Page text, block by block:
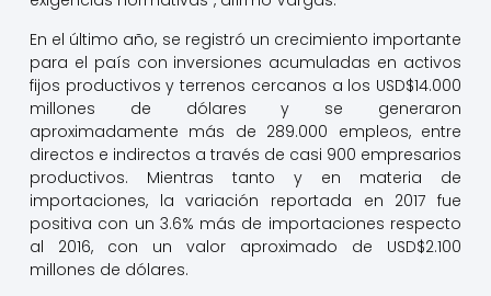
En el último año, se registró un crecimiento importante
para el país con inversiones acumuladas en activos
fijos productivos y terrenos cercanos a los USD$14.000
millones de dólares y se generaron
aproximadamente más de 289.000 empleos, entre
directos e indirectos a través de casi 900 empresarios
productivos. Mientras tanto y en materia de
importaciones, la variación reportada en 2017 fue
positiva con un 3.6% más de importaciones respecto
al 2016, con un valor aproximado de USD$2.100
millones de dólares.